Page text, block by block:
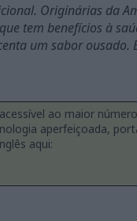
Originárias da
tem benefícios à
um sabor ousado.
ao maior
aperfeiçoada,
aqui: